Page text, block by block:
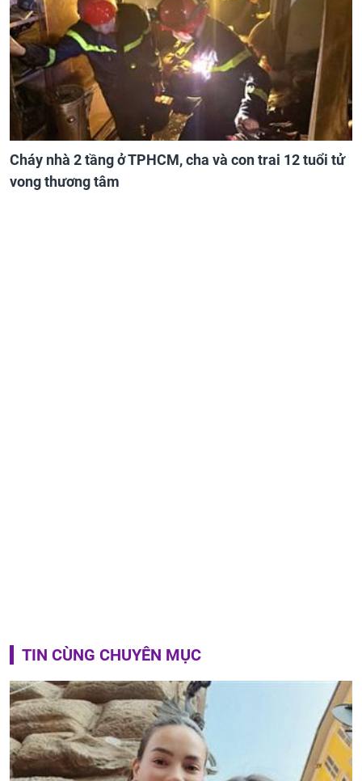
Cháy nhà 2 tầng ở TPHCM, cha và con trai 12 tuổi tử
vong thương tâm
TIN CÙNG CHUYÊN MỤC